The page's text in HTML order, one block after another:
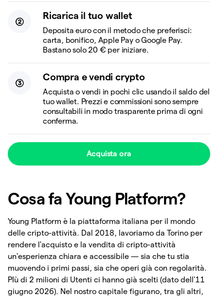
Ricarica il tuo wallet
Deposita euro con il metodo che preferisci:
carta, bonifico, Apple Pay o Google Pay.
Bastano solo 20 € per iniziare.
Compra e vendi crypto
Acquista o vendi in pochi clic usando il saldo del
tuo wallet. Prezzi e commissioni sono sempre
consultabili in modo trasparente prima di ogni
conferma.
Acquista ora
Cosa fa Young Platform?
Young Platform è la piattaforma italiana per il mondo
delle cripto-attività. Dal 2018, lavoriamo da Torino per
rendere l'acquisto e la vendita di cripto-attività
un'esperienza chiara e accessibile — sia che tu stia
muovendo i primi passi, sia che operi già con regolarità.
PIù di 2 milioni di Utenti ci hanno già scelti (dato dell'11
giugno 2026). Nel nostro capitale figurano, tra gli altri,